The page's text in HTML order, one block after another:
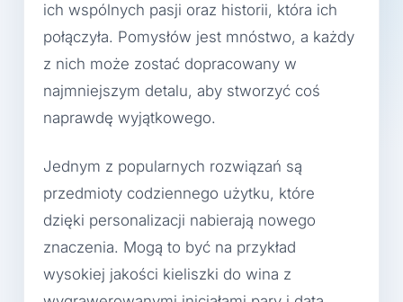
ich wspólnych pasji oraz historii, która ich
połączyła. Pomysłów jest mnóstwo, a każdy
z nich może zostać dopracowany w
najmniejszym detalu, aby stworzyć coś
naprawdę wyjątkowego.
Jednym z popularnych rozwiązań są
przedmioty codziennego użytku, które
dzięki personalizacji nabierają nowego
znaczenia. Mogą to być na przykład
wysokiej jakości kieliszki do wina z